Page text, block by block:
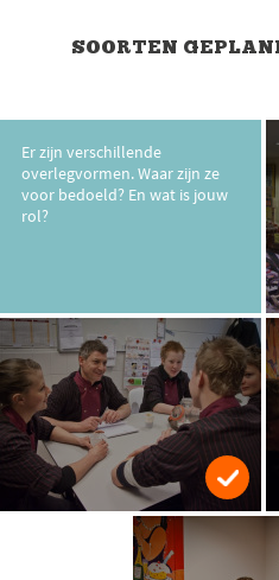
SOORTEN
Er zijn verschillende
overlegvormen. Waar zijn ze
voor bedoeld? En wat is jouw
rol?